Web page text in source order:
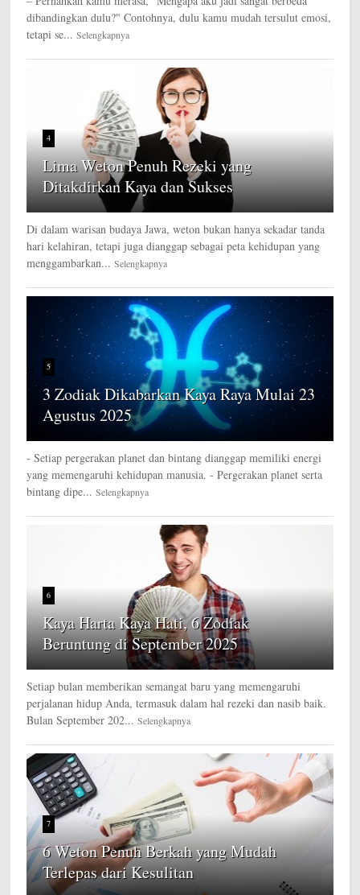
dibandingkan dulu?" Contohnya, dulu kamu mudah tersulut emosi,
tetapi se... Selengkapnya
4
Lima Weton Penuh Rezeki yang
Ditakdirkan Kaya dan Sukses
Di dalam warisan budaya Jawa, weton bukan hanya sekadar tanda
hari kelahiran, tetapi juga dianggap sebagai peta kehidupan yang
menggambarkan... Selengkapnya
5
3 Zodiak Dikabarkan Kaya Raya Mulai 23
Agustus 2025
- Setiap pergerakan planet dan bintang dianggap memiliki energi
yang memengaruhi kehidupan manusia. - Pergerakan planet serta
bintang dipe... Selengkapnya
6
Kaya Harta Kaya Hati, 6 Zodiak
Beruntung di September 2025
Setiap bulan memberikan semangat baru yang memengaruhi
perjalanan hidup Anda, termasuk dalam hal rezeki dan nasib baik.
Bulan September 202... Selengkapnya
7
6 Weton Penuh Berkah yang Mudah
Terlepas dari Kesulitan